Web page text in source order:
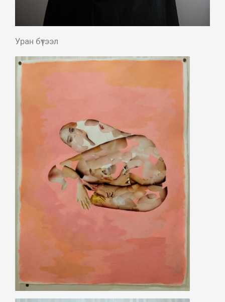
Уран бүтээл